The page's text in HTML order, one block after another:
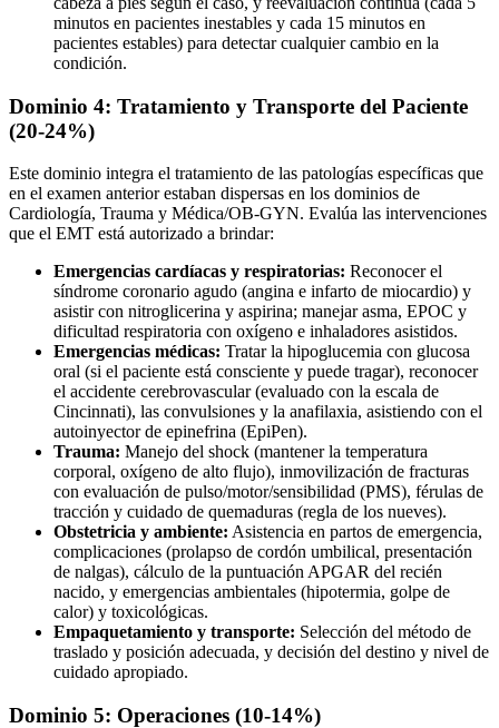
minutos en pacientes inestables y cada 15 minutos en
pacientes estables) para detectar cualquier cambio en la
condición.
Dominio 4: Tratamiento y Transporte del Paciente
(20-24%)
Este dominio integra el tratamiento de las patologías específicas que
en el examen anterior estaban dispersas en los dominios de
Cardiología, Trauma y Médica/OB-GYN. Evalúa las intervenciones
que el EMT está autorizado a brindar:
Emergencias cardíacas y respiratorias: Reconocer el
síndrome coronario agudo (angina e infarto de miocardio) y
asistir con nitroglicerina y aspirina; manejar asma, EPOC y
dificultad respiratoria con oxígeno e inhaladores asistidos.
Emergencias médicas: Tratar la hipoglucemia con glucosa
oral (si el paciente está consciente y puede tragar), reconocer
el accidente cerebrovascular (evaluado con la escala de
Cincinnati), las convulsiones y la anafilaxia, asistiendo con el
autoinyector de epinefrina (EpiPen).
Trauma: Manejo del shock (mantener la temperatura
corporal, oxígeno de alto flujo), inmovilización de fracturas
con evaluación de pulso/motor/sensibilidad (PMS), férulas de
tracción y cuidado de quemaduras (regla de los nueves).
Obstetricia y ambiente: Asistencia en partos de emergencia,
complicaciones (prolapso de cordón umbilical, presentación
de nalgas), cálculo de la puntuación APGAR del recién
nacido, y emergencias ambientales (hipotermia, golpe de
calor) y toxicológicas.
Empaquetamiento y transporte: Selección del método de
traslado y posición adecuada, y decisión del destino y nivel de
cuidado apropiado.
Dominio 5: Operaciones (10-14%)